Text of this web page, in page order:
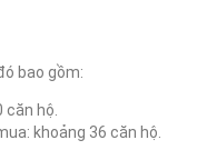
bao gồm:
hộ.
khoảng 36 căn hộ.